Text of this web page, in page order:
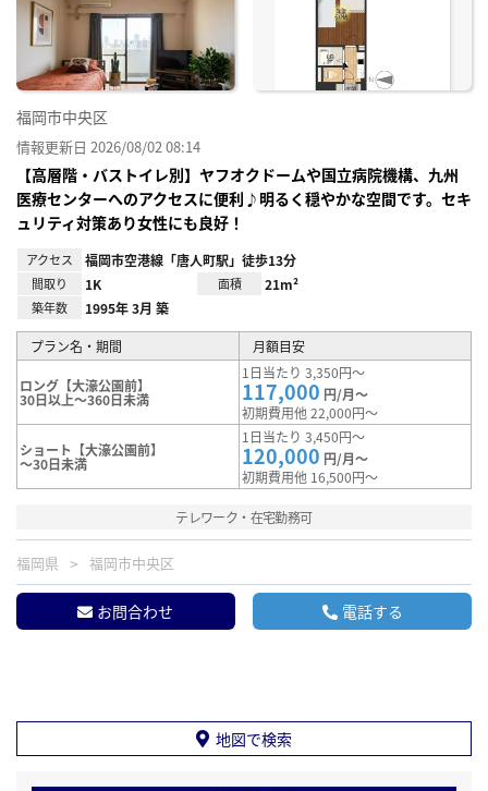
福岡市中央区
情報更新日 2026/08/02 08:14
【高層階・バストイレ別】ヤフオクドームや国立病院機構、九州
医療センターへのアクセスに便利♪明るく穏やかな空間です。セキ
ュリティ対策あり女性にも良好！
アクセス 福岡市空港線「唐人町駅」徒歩13分
間取り 1K 面積 21m²
築年数 1995年 3月 築
プラン名・期間 月額目安
ロング【大濠公園前】
30日以上～360日未満
1日当たり 3,350円～
117,000 円/月～
初期費用他 22,000円～
ショート【大濠公園前】
～30日未満
1日当たり 3,450円～
120,000 円/月～
初期費用他 16,500円～
テレワーク・在宅勤務可
福岡県 福岡市中央区
お問合わせ 電話する
地図で検索